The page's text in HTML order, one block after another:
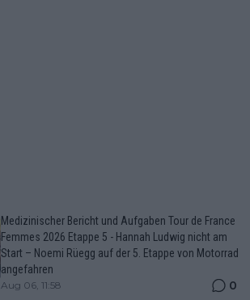
Medizinischer Bericht und Aufgaben Tour de France
Femmes 2026 Etappe 5 - Hannah Ludwig nicht am
Start – Noemi Rüegg auf der 5. Etappe von Motorrad
angefahren
Aug 06, 11:58 0